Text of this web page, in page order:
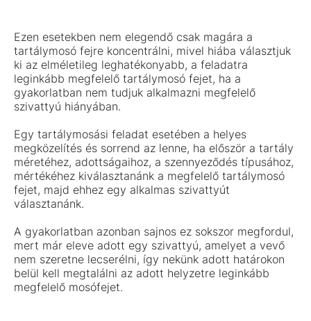
Ezen esetekben nem elegendő csak magára a
tartálymosó fejre koncentrálni, mivel hiába választjuk
ki az elméletileg leghatékonyabb, a feladatra
leginkább megfelelő tartálymosó fejet, ha a
gyakorlatban nem tudjuk alkalmazni megfelelő
szivattyú hiányában.
Egy tartálymosási feladat esetében a helyes
megközelítés és sorrend az lenne, ha először a tartály
méretéhez, adottságaihoz, a szennyeződés típusához,
mértékéhez kiválasztanánk a megfelelő tartálymosó
fejet, majd ehhez egy alkalmas szivattyút
választanánk.
A gyakorlatban azonban sajnos ez sokszor megfordul,
mert már eleve adott egy szivattyú, amelyet a vevő
nem szeretne lecserélni, így nekünk adott határokon
belül kell megtalálni az adott helyzetre leginkább
megfelelő mosófejet.